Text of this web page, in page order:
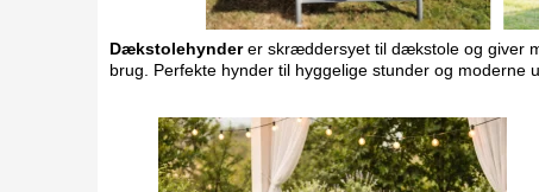
Dækstolehynderer skræddersyet til dækstole og giver
brug. Perfekte hynder til hyggelige stunder og moderne